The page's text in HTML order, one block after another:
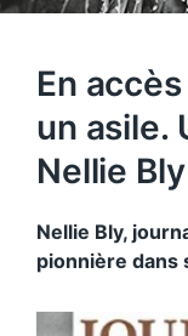
En
un asile.
Nellie Bly
Nellie Bly,
pionnière dans